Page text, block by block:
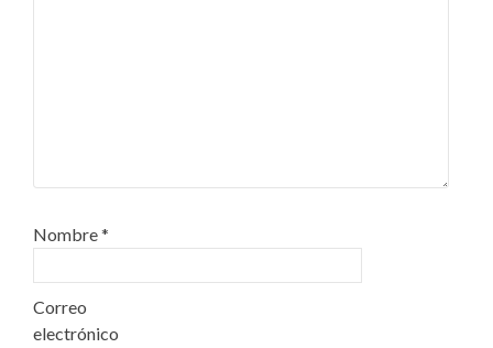
Nombre*
Correo
electrónico